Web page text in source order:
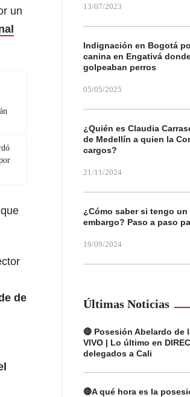
un
que
de
13/07/2023
Indignación en Bogotá
canina en Engativá
golpeaban perros
05/05/2025
¿Quién es Claudia
de Medellín a quien la
cargos?
21/11/2024
¿Cómo saber si tengo
embargo? Paso a paso
19/09/2024
Últimas Noticias
🔴 Posesión Abelardo de
VIVO | Lo último en
delegados a Cali
🔴A qué hora es la